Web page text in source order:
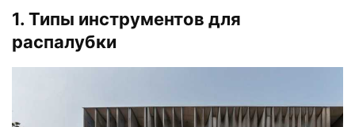
1. Типы инструментов для
распалубки